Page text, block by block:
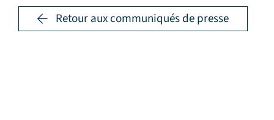
Retour aux communiqués de presse